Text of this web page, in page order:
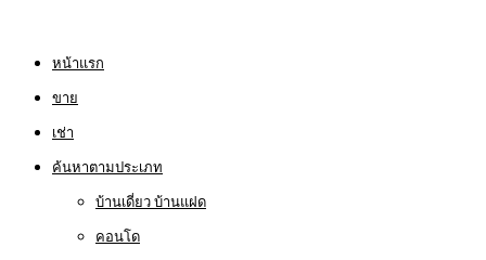
หน้าแรก
ขาย
เช่า
ค้นหาตามประเภท
บ้านเดี่ยว บ้านแฝด
คอนโด